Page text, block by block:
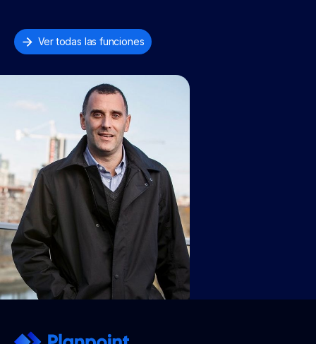
Ver todas las funciones